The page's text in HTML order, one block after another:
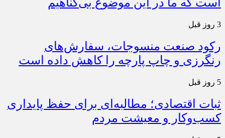
3 روز قبل
رکود صنعت منسوجات، سفارش‌های
رنگرزی و چاپ پارچه را کاهش داده است
5 روز قبل
ثبات اقتصادی؛ مطالبه‌ای برای حفظ پایداری
کسب‌وکار و معیشت مردم